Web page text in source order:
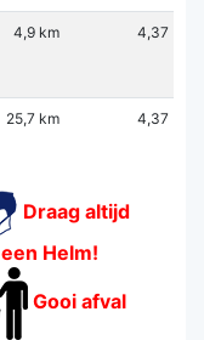
4,9 km 4,37
25,7 km 4,37
Draag altijd
een Helm!
Gooi afval